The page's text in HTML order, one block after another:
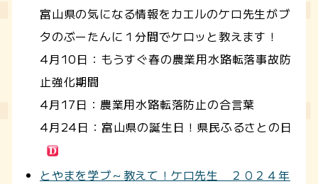
富山県の気になる情報をカエルのケロ先生がブ
タのぶーたんに１分間でケロッと教えます！
4月10日：もうすぐ春の農業用水路転落事故防
止強化期間
4月17日：農業用水路転落防止の合言葉
4月24日：富山県の誕生日！県民ふるさとの日
とやまを学ブ～教えて！ケロ先生 ２０２４年